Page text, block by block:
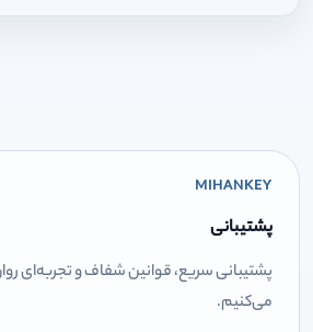
MIHANKEY
پشتیبانی
پشتیبانی سریع، قوانین شفاف و تجربه‌ای روان
می‌کنیم.